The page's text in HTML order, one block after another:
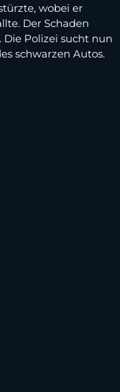
wobei er
Der Schaden
Polizei sucht nun
schwarzen Autos.